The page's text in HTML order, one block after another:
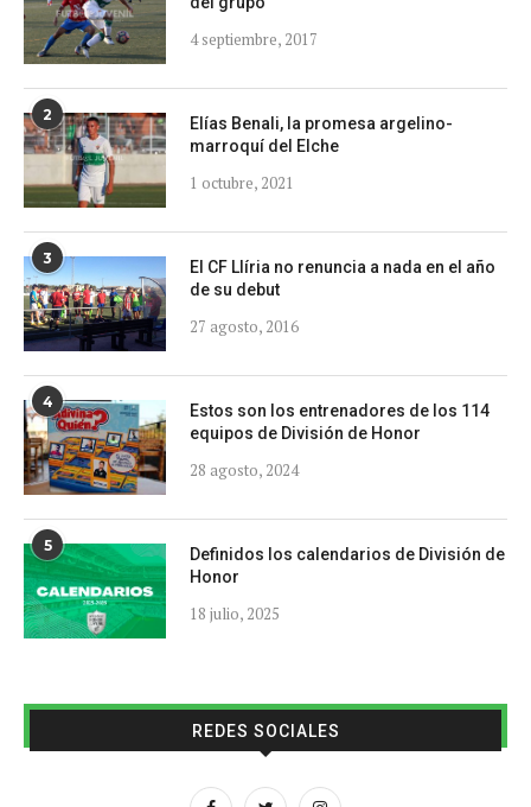
4 septiembre, 2017
2
Elías Benali, la promesa argelino-
marroquí del Elche
1 octubre, 2021
3
El CF Llíria no renuncia a nada en el año
de su debut
27 agosto, 2016
4
Estos son los entrenadores de los 114
equipos de División de Honor
28 agosto, 2024
5
Definidos los calendarios de División de
Honor
18 julio, 2025
REDES SOCIALES